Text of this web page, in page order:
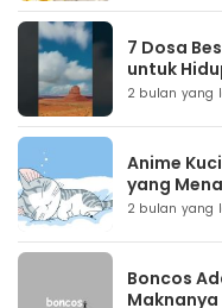
7 Dosa
untuk
2 bulan yang
Anime
yang
2 bulan yang
Boncos